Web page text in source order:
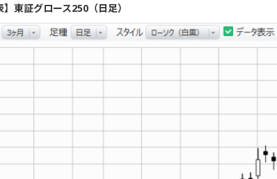
】東証グロース250（日足）